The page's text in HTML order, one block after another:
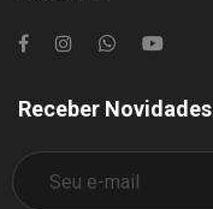
Receber Novidades